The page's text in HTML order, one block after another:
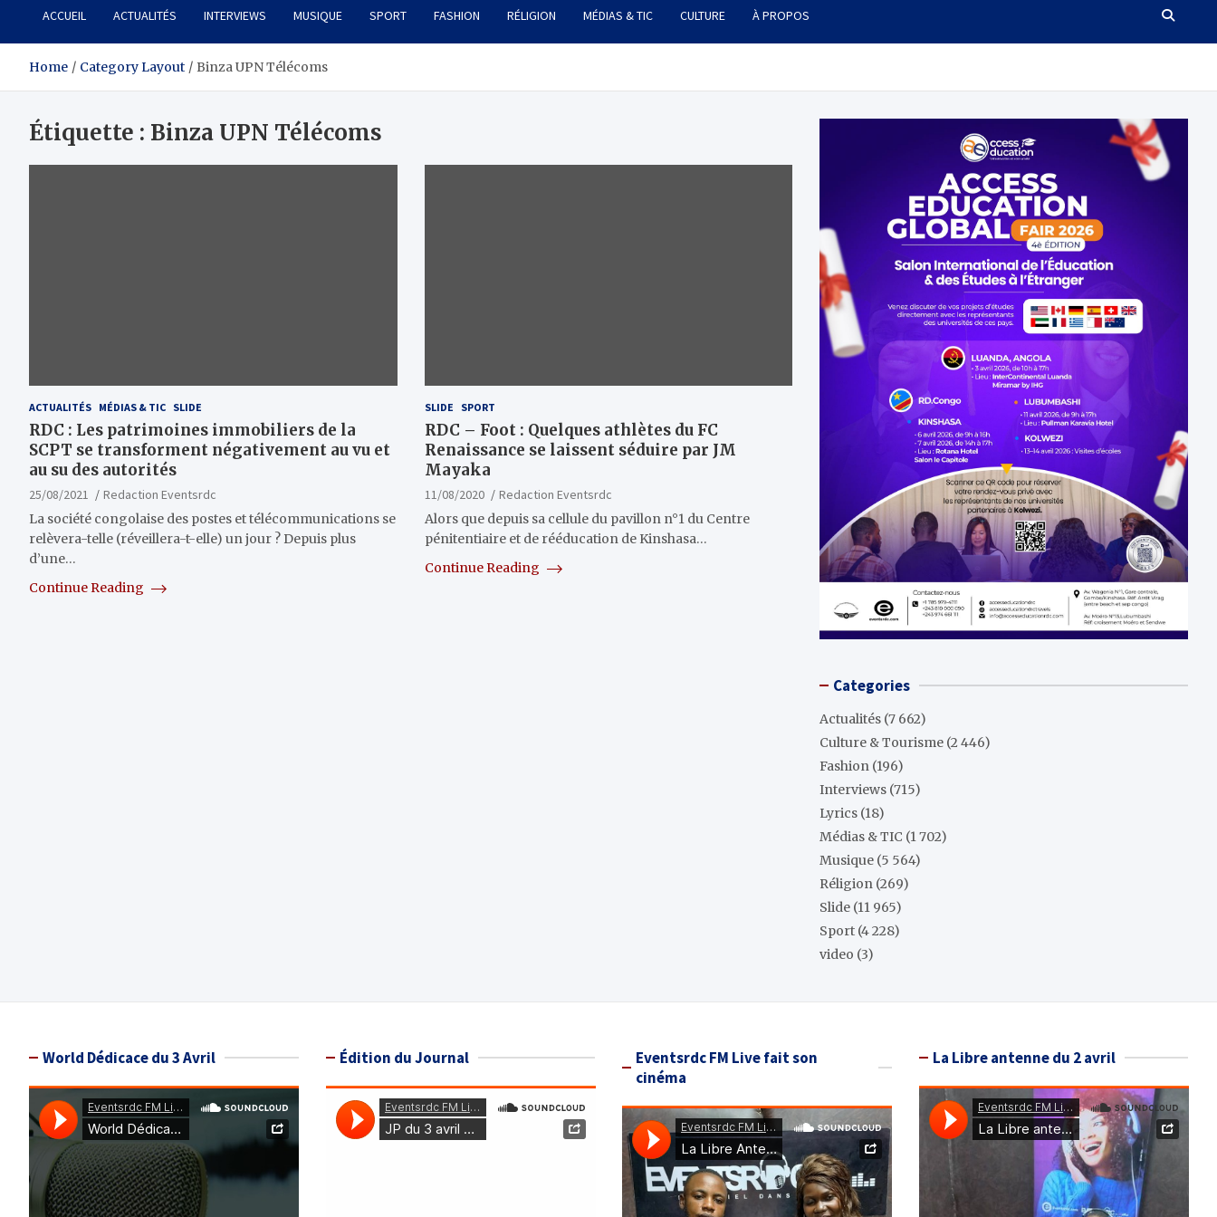
ACCUEIL ACTUALITÉS INTERVIEWS MUSIQUE SPORT FASHION RÉLIGION MÉDIAS & TIC CULTURE À PROPOS
Home Category Layout Binza UPN Télécoms
Étiquette : Binza UPN Télécoms
ACTUALITÉS MÉDIAS & TIC SLIDE
RDC : Les patrimoines immobiliers de la
SCPT se transforment négativement au vu et
au su des autorités
25/08/2021
Redaction Eventsrdc
La société congolaise des postes et télécommunications se
relèvera-telle (réveillera-t-elle) un jour ? Depuis plus
d’une…
Continue Reading
SLIDE SPORT
RDC – Foot : Quelques athlètes du FC
Renaissance se laissent séduire par JM
Mayaka
11/08/2020
Redaction Eventsrdc
Alors que depuis sa cellule du pavillon n°1 du Centre
pénitentiaire et de rééducation de Kinshasa…
Continue Reading
Categories
Actualités (7 662)
Culture & Tourisme (2 446)
Fashion (196)
Interviews (715)
Lyrics (18)
Médias & TIC (1 702)
Musique (5 564)
Réligion (269)
Slide (11 965)
Sport (4 228)
video (3)
World Dédicace du 3 Avril Édition du Journal
Eventsrdc FM Live fait son
cinéma
La Libre antenne du 2 avril